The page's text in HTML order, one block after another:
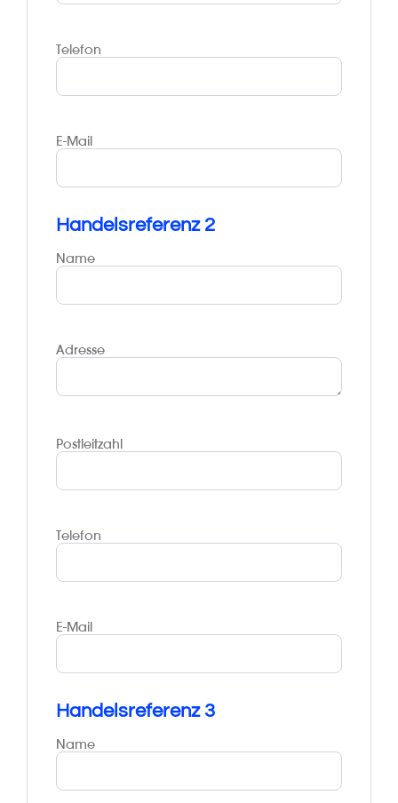
Telefon
E-Mail
Handelsreferenz 2
Name
Adresse
Postleitzahl
Telefon
E-Mail
Handelsreferenz 3
Name